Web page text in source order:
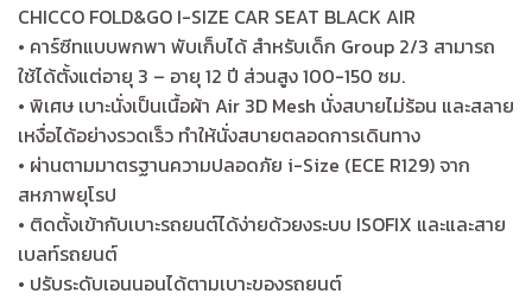
CHICCO FOLD&GO I-SIZE CAR SEAT BLACK AIR
• คาร์ซีทแบบพกพา พับเก็บได้ สำหรับเด็ก Group 2/3 สามารถ
ใช้ได้ตั้งแต่อายุ 3 – อายุ 12 ปี ส่วนสูง 100-150 ซม.
• พิเศษ เบาะนั่งเป็นเนื้อผ้า Air 3D Mesh นั่งสบายไม่ร้อน และสลาย
เหงื่อได้อย่างรวดเร็ว ทำให้นั่งสบายตลอดการเดินทาง
• ผ่านตามมาตรฐานความปลอดภัย i-Size (ECE R129) จาก
สหภาพยุโรป
• ติดตั้งเข้ากับเบาะรถยนต์ได้ง่ายด้วยงระบบ ISOFIX และและสาย
เบลท์รถยนต์
• ปรับระดับเอนนอนได้ตามเบาะของรถยนต์